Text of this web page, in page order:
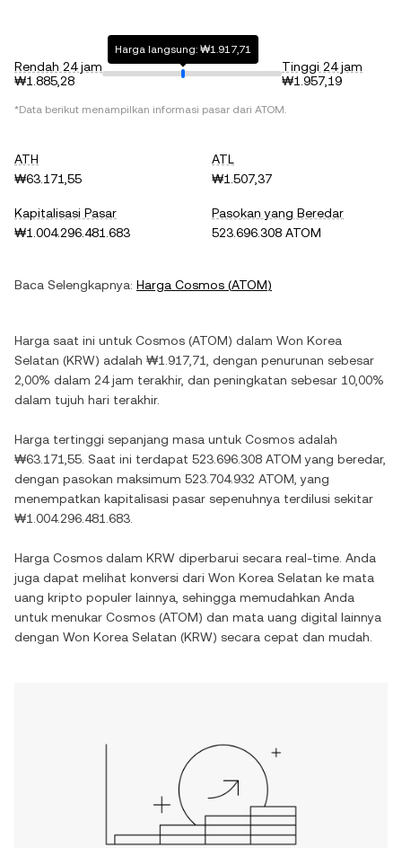
Rendah 24 jam
₩1.885,28
Harga langsung: ₩1.917,71
Tinggi 24 jam
₩1.957,19
*Data berikut menampilkan informasi pasar dari ATOM.
ATH
₩63.171,55
ATL
₩1.507,37
Kapitalisasi Pasar
₩1.004.296.481.683
Pasokan yang Beredar
523.696.308 ATOM
Baca Selengkapnya: Harga Cosmos (ATOM)
Harga saat ini untuk Cosmos (ATOM) dalam Won Korea
Selatan (KRW) adalah ₩1.917,71 , dengan penurunan sebesar
2,00% dalam 24 jam terakhir, dan peningkatan sebesar 10,00%
dalam tujuh hari terakhir.
Harga tertinggi sepanjang masa untuk Cosmos adalah
₩63.171,55 . Saat ini terdapat 523.696.308 ATOM yang beredar,
dengan pasokan maksimum 523.704.932 ATOM , yang
menempatkan kapitalisasi pasar sepenuhnya terdilusi sekitar
₩1.004.296.481.683
Harga Cosmos dalam KRW diperbarui secara real-time. Anda
juga dapat melihat konversi dari Won Korea Selatan ke mata
uang kripto populer lainnya, sehingga memudahkan Anda
untuk menukar Cosmos (ATOM) dan mata uang digital lainnya
dengan Won Korea Selatan (KRW) secara cepat dan mudah.